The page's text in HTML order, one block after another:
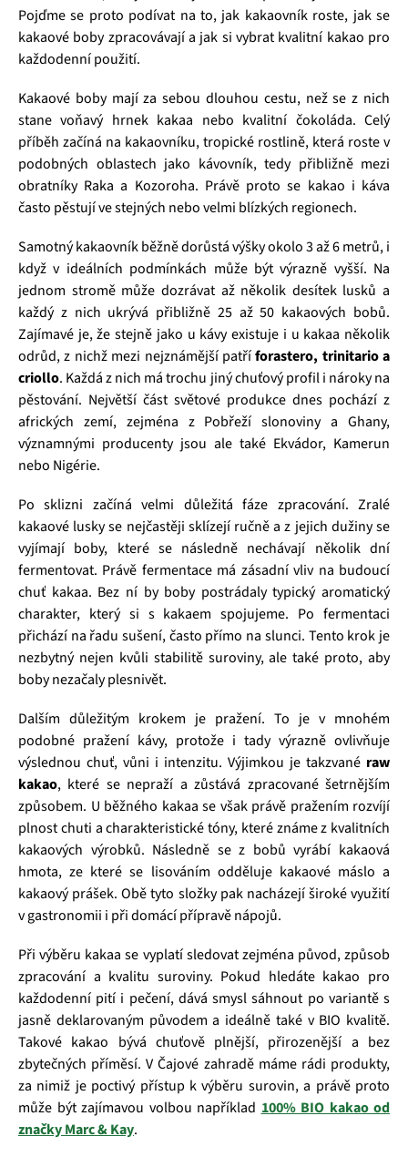
Pojďme se proto podívat na to, jak kakaovník roste, jak se
kakaové boby zpracovávají a jak si vybrat kvalitní kakao pro
každodenní použití.
Kakaové boby mají za sebou dlouhou cestu, než se z nich
stane voňavý hrnek kakaa nebo kvalitní čokoláda. Celý
příběh začíná na kakaovníku, tropické rostlině, která roste v
podobných oblastech jako kávovník, tedy přibližně mezi
obratníky Raka a Kozoroha. Právě proto se kakao i káva
často pěstují ve stejných nebo velmi blízkých regionech.
Samotný kakaovník běžně dorůstá výšky okolo 3 až 6 metrů, i
když v ideálních podmínkách může být výrazně vyšší. Na
jednom stromě může dozrávat až několik desítek lusků a
každý z nich ukrývá přibližně 25 až 50 kakaových bobů.
Zajímavé je, že stejně jako u kávy existuje i u kakaa několik
odrůd, z nichž mezi nejznámější patříforastero, trinitario a
criollo. Každá z nich má trochu jiný chuťový profil i nároky na
pěstování. Největší část světové produkce dnes pochází z
afrických zemí, zejména z Pobřeží slonoviny a Ghany,
významnými producenty jsou ale také Ekvádor, Kamerun
nebo Nigérie.
Po sklizni začíná velmi důležitá fáze zpracování. Zralé
kakaové lusky se nejčastěji sklízejí ručně a z jejich dužiny se
vyjímají boby, které se následně nechávají několik dní
fermentovat. Právě fermentace má zásadní vliv na budoucí
chuť kakaa. Bez ní by boby postrádaly typický aromatický
charakter, který si s kakaem spojujeme. Po fermentaci
přichází na řadu sušení, často přímo na slunci. Tento krok je
nezbytný nejen kvůli stabilitě suroviny, ale také proto, aby
boby nezačaly plesnivět.
Dalším důležitým krokem je pražení. To je v mnohém
podobné pražení kávy, protože i tady výrazně ovlivňuje
výslednou chuť, vůni i intenzitu. Výjimkou je takzvané raw
kakao, které se nepraží a zůstává zpracované šetrnějším
způsobem. U běžného kakaa se však právě pražením rozvíjí
plnost chuti a charakteristické tóny, které známe z kvalitních
kakaových výrobků. Následně se z bobů vyrábí kakaová
hmota, ze které se lisováním odděluje kakaové máslo a
kakaový prášek. Obě tyto složky pak nacházejí široké využití
v gastronomii i při domácí přípravě nápojů.
Při výběru kakaa se vyplatí sledovat zejména původ, způsob
zpracování a kvalitu suroviny. Pokud hledáte kakao pro
každodenní pití i pečení, dává smysl sáhnout po variantě s
jasně deklarovaným původem a ideálně také v BIO kvalitě.
Takové kakao bývá chuťově plnější, přirozenější a bez
zbytečných příměsí. V Čajové zahradě máme rádi produkty,
za nimiž je poctivý přístup k výběru surovin, a právě proto
může být zajímavou volbou například 100% BIO kakao od
značky Marc & Kay.